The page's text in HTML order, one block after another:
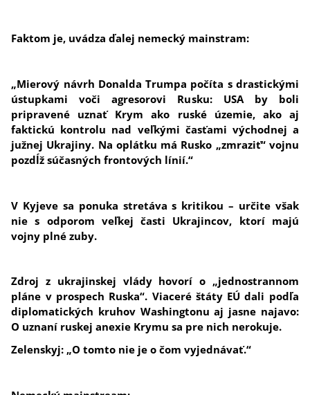
Faktom je, uvádza ďalej nemecký mainstram:
„Mierový návrh Donalda Trumpa počíta s drastickými
ústupkami voči agresorovi Rusku: USA by boli
pripravené uznať Krym ako ruské územie, ako aj
faktickú kontrolu nad veľkými časťami východnej a
južnej Ukrajiny. Na oplátku má Rusko „zmraziť“ vojnu
pozdĺž súčasných frontových línií.“
V Kyjeve sa ponuka stretáva s kritikou – určite však
nie s odporom veľkej časti Ukrajincov, ktorí majú
vojny plné zuby.
Zdroj z ukrajinskej vlády hovorí o „jednostrannom
pláne v prospech Ruska“. Viaceré štáty EÚ dali podľa
diplomatických kruhov Washingtonu aj jasne najavo:
O uznaní ruskej anexie Krymu sa pre nich nerokuje.
Zelenskyj: „O tomto nie je o čom vyjednávať.“